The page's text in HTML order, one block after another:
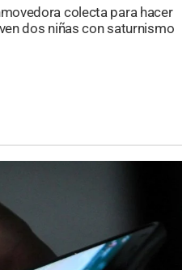
colecta para hacer
dos niñas con saturnismo